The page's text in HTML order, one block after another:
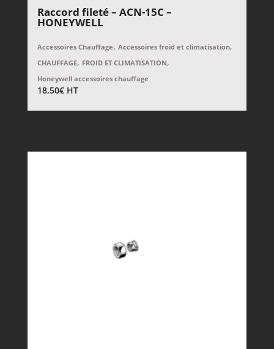
Raccord fileté – ACN-15C –
HONEYWELL
Accessoires Chauffage, Accessoires froid et climatisation,
CHAUFFAGE, FROID ET CLIMATISATION,
Honeywell accessoires chauffage
18,50€ HT